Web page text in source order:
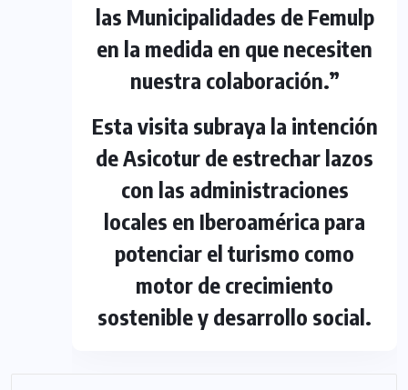
las Municipalidades de Femulp
en la medida en que necesiten
nuestra colaboración.”
Esta visita subraya la intención
de Asicotur de estrechar lazos
con las administraciones
locales en Iberoamérica para
potenciar el turismo como
motor de crecimiento
sostenible y desarrollo social.